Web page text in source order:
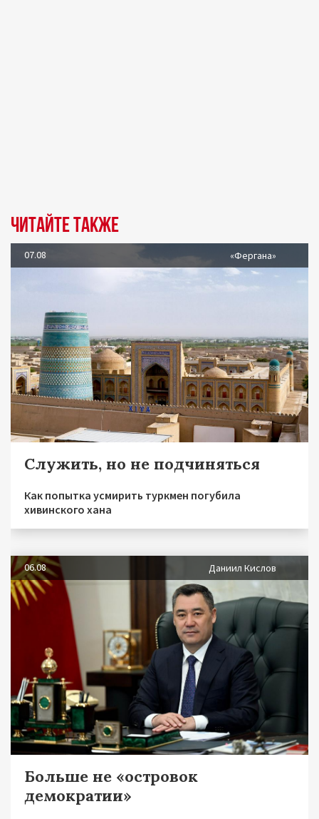
Читайте также
07.08 «Фергана»
Служить, но не подчиняться
Как попытка усмирить туркмен погубила
хивинского хана
06.08 Даниил Кислов
Больше не «островок
демократии»